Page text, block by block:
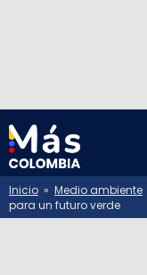
Inicio » Medio ambiente
para un futuro verde